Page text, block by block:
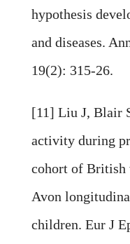
hypothesis
and diseases.
19(2): 315-26.
[11] Liu J, Blair
activity during
cohort of British
Avon
children. Eur J